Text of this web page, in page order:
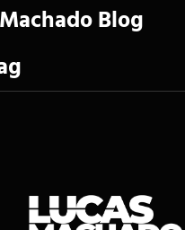
Blog